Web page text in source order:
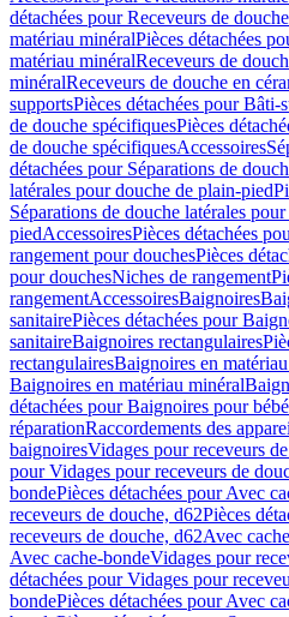
détachées pour Receveurs de douche
matériau minéralPièces détachées
matériau minéralReceveurs de
minéralReceveurs de douche en
supportsPièces détachées pour Bâti-
de douche spécifiquesPièces
de douche spécifiquesAccessoires
détachées pour Séparations de
latérales pour douche de plain-pied
Séparations de douche latérales
piedAccessoiresPièces détachées
rangement pour douchesPièces
pour douchesNiches de rangement
rangementAccessoiresBaignoires
sanitairePièces détachées pour
sanitaireBaignoires rectangulaires
rectangulairesBaignoires en
Baignoires en matériau minéral
détachées pour Baignoires pour
réparationRaccordements des
baignoiresVidages pour receveurs
pour Vidages pour receveurs de
bondePièces détachées pour Avec
receveurs de douche, d62Pièces
receveurs de douche, d62Avec
Avec cache-bondeVidages pour
détachées pour Vidages pour
bondePièces détachées pour Avec